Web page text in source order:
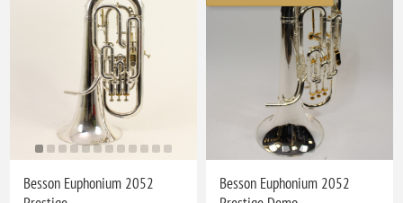
Besson Euphonium 2052
Besson Euphonium 2052